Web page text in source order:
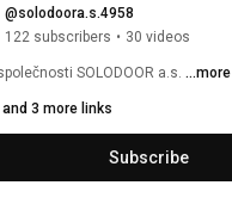
@solodoora.s.4958
122 subscribers • 30 videos
SOLODOOR a.s. ...more
and 3 more links
Subscribe